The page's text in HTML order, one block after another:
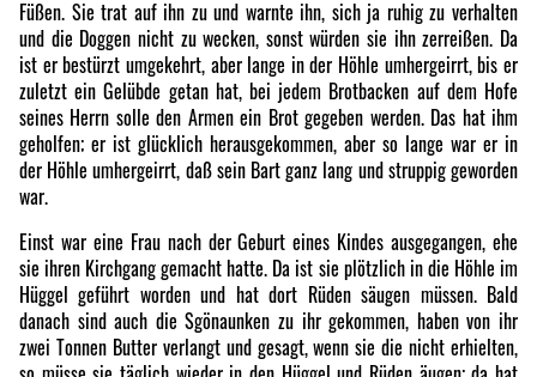
Füßen. Sie trat auf ihn zu und warnte ihn, sich ja ruhig zu verhalten
und die Doggen nicht zu wecken, sonst würden sie ihn zerreißen. Da
ist er bestürzt umgekehrt, aber lange in der Höhle umhergeirrt, bis er
zuletzt ein Gelübde getan hat, bei jedem Brotbacken auf dem Hofe
seines Herrn solle den Armen ein Brot gegeben werden. Das hat ihm
geholfen; er ist glücklich herausgekommen, aber so lange war er in
der Höhle umhergeirrt, daß sein Bart ganz lang und struppig geworden
war.
Einst war eine Frau nach der Geburt eines Kindes ausgegangen, ehe
sie ihren Kirchgang gemacht hatte. Da ist sie plötzlich in die Höhle im
Hüggel geführt worden und hat dort Rüden säugen müssen. Bald
danach sind auch die Sgönaunken zu ihr gekommen, haben von ihr
zwei Tonnen Butter verlangt und gesagt, wenn sie die nicht erhielten,